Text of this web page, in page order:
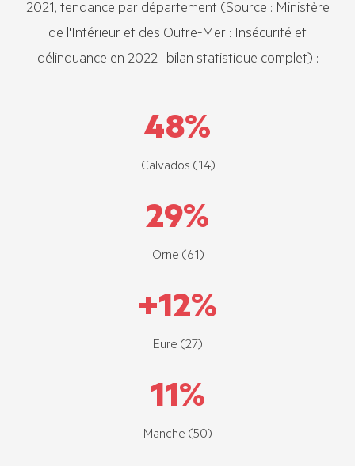
2021, tendance par département (Source : Ministère
de l'Intérieur et des Outre-Mer : Insécurité et
délinquance en 2022 : bilan statistique complet) :
48%
Calvados (14)
29%
Orne (61)
+12%
Eure (27)
11%
Manche (50)